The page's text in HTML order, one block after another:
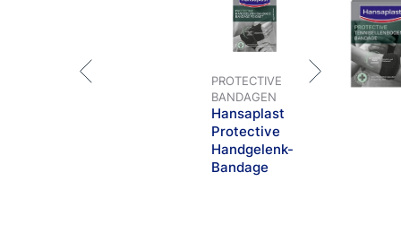
PROTECTIVE
BANDAGEN
Hansaplast
Protective
Handgelenk-
Bandage